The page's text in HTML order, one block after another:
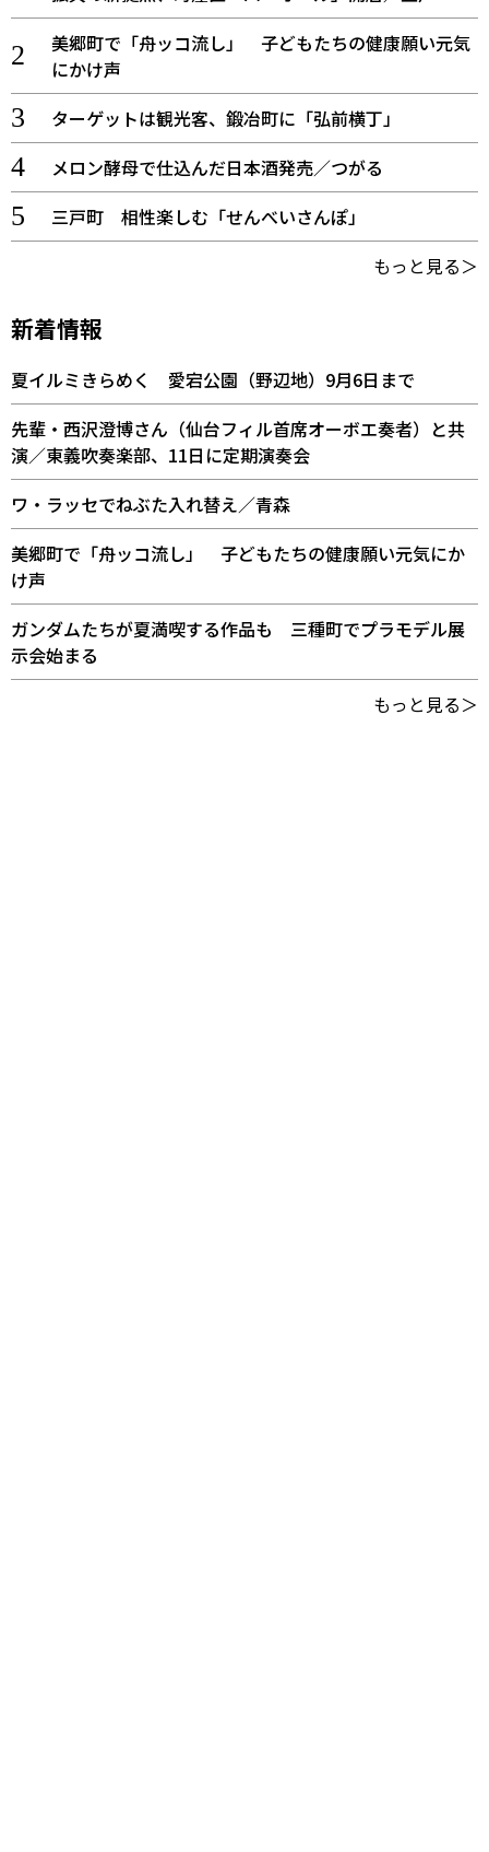
美郷町で「舟ッコ流し」 子どもたちの健康願い元気
にかけ声
ターゲットは観光客、鍛冶町に「弘前横丁」
メロン酵母で仕込んだ日本酒発売／つがる
三戸町 相性楽しむ「せんべいさんぽ」
もっと見る＞
新着情報
夏イルミきらめく 愛宕公園（野辺地）9月6日まで
先輩・西沢澄博さん（仙台フィル首席オーボエ奏者）と共
演／東義吹奏楽部、11日に定期演奏会
ワ・ラッセでねぶた入れ替え／青森
美郷町で「舟ッコ流し」 子どもたちの健康願い元気にか
け声
ガンダムたちが夏満喫する作品も 三種町でプラモデル展
示会始まる
もっと見る＞